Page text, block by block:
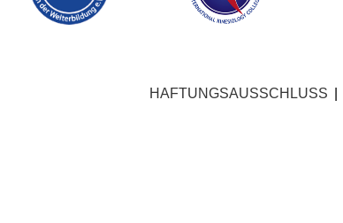
HAFTUNGSAUSSCHLUSS